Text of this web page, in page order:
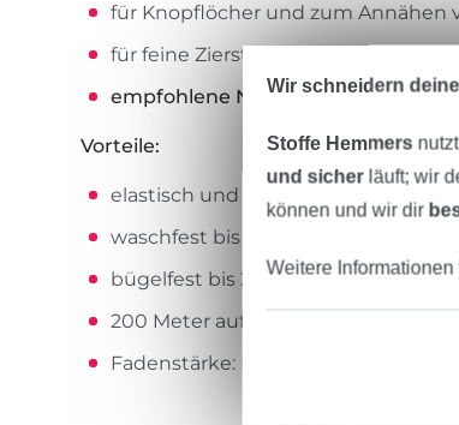
für Knopflöcher und zum Annähen
für feine Zierstiche und dekorative
empfohlene Nadel und
Vorteile:
elastisch und reißfest
waschfest bis 95° C
bügelfest bis 200° C
200 Meter auf der Spule
Fadenstärke: No./Tkt. 100 | dtex 300/
Wir schneidern
Stoffe Hemmers
und sicherläuft; wir
können und wir dir
Weitere